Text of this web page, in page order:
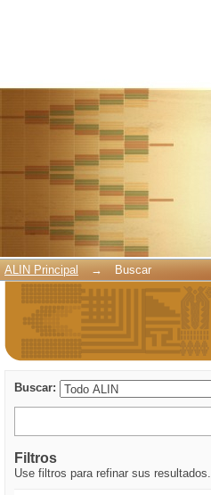
ALIN Principal → Buscar
Buscar:
Filtros
Use filtros para refinar sus resultados.